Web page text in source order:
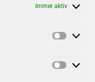
Immer aktiv